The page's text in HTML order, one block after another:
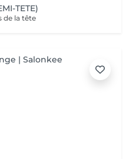
TETE)
de la tête